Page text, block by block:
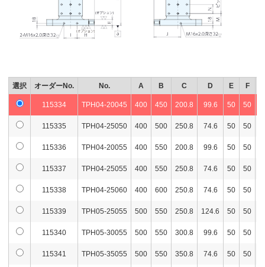
選択 オーダーNo. No. A B C D E F
115334 TPH04-20045 400 450 200.8 99.6 50 50
115335 TPH04-25050 400 500 250.8 74.6 50 50
115336 TPH04-20055 400 550 200.8 99.6 50 50
115337 TPH04-25055 400 550 250.8 74.6 50 50
115338 TPH04-25060 400 600 250.8 74.6 50 50
115339 TPH05-25055 500 550 250.8 124.6 50 50
115340 TPH05-30055 500 550 300.8 99.6 50 50
115341 TPH05-35055 500 550 350.8 74.6 50 50